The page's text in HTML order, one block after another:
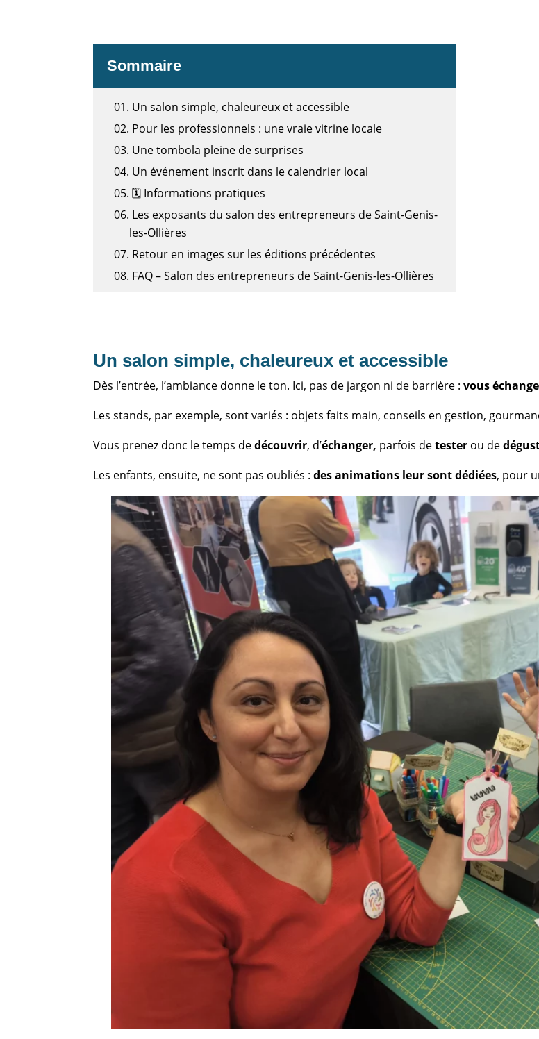
Sommaire
01. Un salon simple, chaleureux et accessible
02. Pour les professionnels : une vraie vitrine locale
03. Une tombola pleine de surprises
04. Un événement inscrit dans le calendrier local
05. 🗓️ Informations pratiques
06. Les exposants du salon des entrepreneurs de Saint-Genis-
les-Ollières
07. Retour en images sur les éditions précédentes
08. FAQ – Salon des entrepreneurs de Saint-Genis-les-Ollières
Un salon simple, chaleureux et accessible
Dès l’entrée, l’ambiance donne le ton. Ici, pas de jargon ni de barrière :vous
Les stands, par exemple, sont variés : objets faits main, conseils en gestion,
Vous prenez donc le temps dedécouvrir, d’échanger, parfois detester ou de
Les enfants, ensuite, ne sont pas oubliés :des animations leur sont dédiées, pour